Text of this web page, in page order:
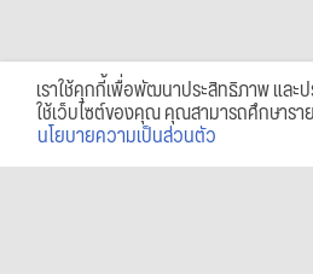
เราใช้คุกกี้เพื่อพัฒนาประสิทธิภาพ และ
ใช้เว็บไซต์ของคุณ คุณสามารถศึกษารา
นโยบายความเป็นส่วนตัว